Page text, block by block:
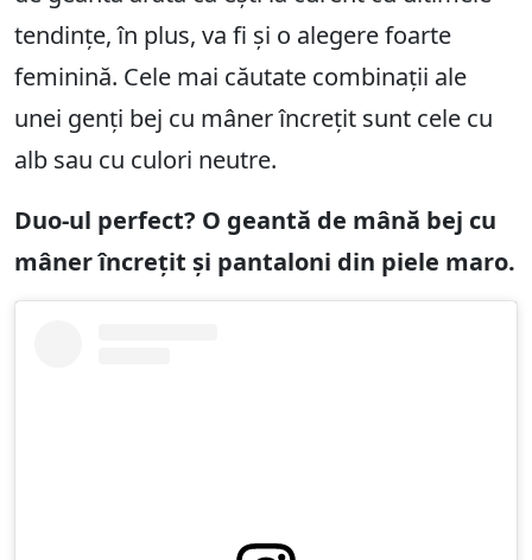
tendințe, în plus, va fi și o alegere foarte
feminină. Cele mai căutate combinații ale
unei genți bej cu mâner încrețit sunt cele cu
alb sau cu culori neutre.
Duo-ul perfect? O geantă de mână bej cu
mâner încrețit și pantaloni din piele maro.